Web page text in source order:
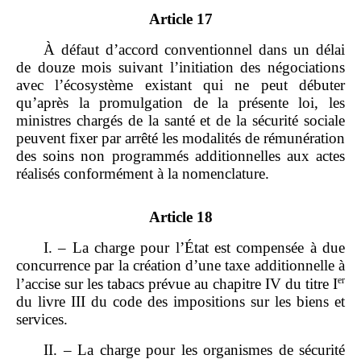
Article 17
À défaut d’accord conventionnel dans un délai
de douze mois suivant l’initiation des négociations
avec l’écosystème existant qui ne peut débuter
qu’après la promulgation de la présente loi, les
ministres chargés de la santé et de la sécurité sociale
peuvent fixer par arrêté les modalités de rémunération
des soins non programmés additionnelles aux actes
réalisés conformément à la nomenclature.
Article 18
I. – La charge pour l’État est compensée à due
concurrence par la création d’une taxe additionnelle à
l’accise sur les tabacs prévue au chapitre IV du titre Ier
du livre III du code des impositions sur les biens et
services.
II. – La charge pour les organismes de sécurité